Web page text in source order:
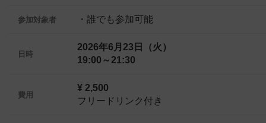
参加対象者 ・誰でも参加可能
日時
2026年6月23日（火）
19:00～21:30
費用
¥ 2,500
フリードリンク付き